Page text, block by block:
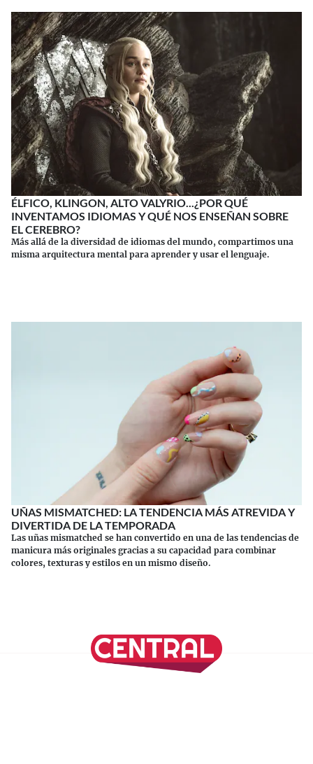
ÉLFICO, KLINGON, ALTO VALYRIO...¿POR QUÉ
INVENTAMOS IDIOMAS Y QUÉ NOS ENSEÑAN SOBRE
EL CEREBRO?
Más allá de la diversidad de idiomas del mundo, compartimos una
misma arquitectura mental para aprender y usar el lenguaje.
UÑAS MISMATCHED: LA TENDENCIA MÁS ATREVIDA Y
DIVERTIDA DE LA TEMPORADA
Las uñas mismatched se han convertido en una de las tendencias de
manicura más originales gracias a su capacidad para combinar
colores, texturas y estilos en un mismo diseño.